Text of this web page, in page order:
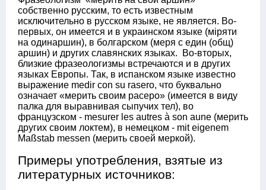
собственно русским, то есть известным
исключительно в русском языке, не является. Во-
первых, он имеется и в украинском языке (міряти
на одинаршин), в болгарском (меря с един (общ)
аршин) и других славянских языках. Во-вторых,
близкие фразеологизмы встречаются и в других
языках Европы. Так, в испанском языке известно
выражение medir con su rasero, что буквально
означает «мерить своим расеро» (имеется в виду
палка для выравнивая сыпучих тел), во
французском - mesurer les autres à son aune (мерить
других своим локтем), в немецком - mit eigenem
Maßstab messen (мерить своей меркой).
Примеры употребления, взятые из
литературных источников: